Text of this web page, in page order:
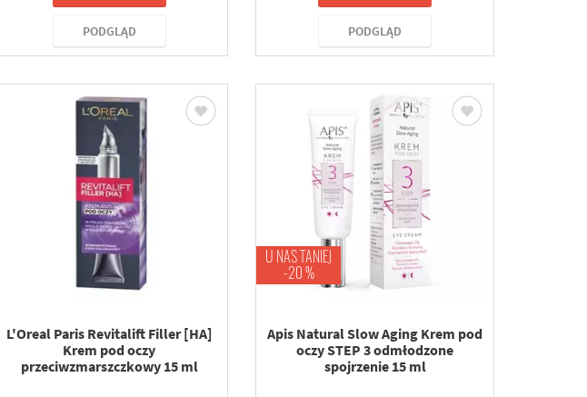
PODGLĄD PODGLĄD
L'Oreal Paris Revitalift Filler [HA]
Krem pod oczy
przeciwzmarszczkowy 15 ml
U NAS TANIEJ
-20 %
Apis Natural Slow Aging Krem pod
oczy STEP 3 odmłodzone
spojrzenie 15 ml